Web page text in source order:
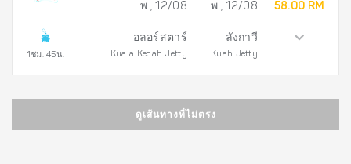
1ชม. 45น.
พ., 12/08
อลอร์สตาร์
Kuala Kedah Jetty
พ., 12/08
ลังกาวี
Kuah Jetty
58.00 RM
ดูเส้นทางที่ไม่ตรง